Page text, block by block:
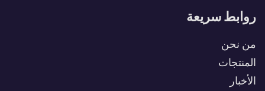
روابط سريعة
من نحن
المنتجات
الأخبار